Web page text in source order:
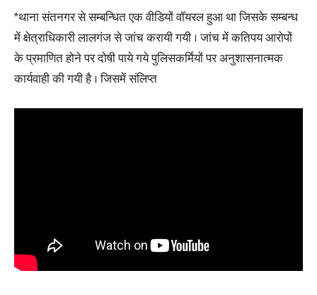
*थाना संतनगर से सम्बन्धित एक वीडियों वॉयरल हुआ था जिसके सम्बन्ध
में क्षेत्राधिकारी लालगंज से जांच करायी गयी । जांच में कतिपय आरोपों
के प्रमाणित होने पर दोषी पाये गये पुलिसकर्मियों पर अनुशासनात्मक
कार्यवाही की गयी है । जिसमें संलिप्त